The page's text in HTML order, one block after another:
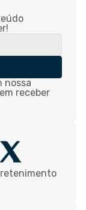
nossa
receber